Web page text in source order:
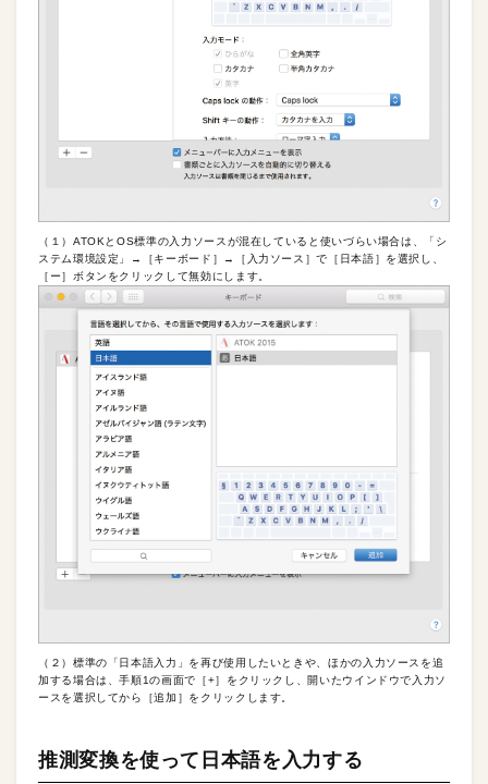
（１）ATOKとOS標準の入力ソースが混在していると使いづらい場合は、「シ
ステム環境設定」→［キーボード］→［入力ソース］で［日本語］を選択し、
［ー］ボタンをクリックして無効にします。
（２）標準の「日本語入力」を再び使用したいときや、ほかの入力ソースを追
加する場合は、手順1の画面で［+］をクリックし、開いたウインドウで入力ソ
ースを選択してから［追加］をクリックします。
推測変換を使って日本語を入力する